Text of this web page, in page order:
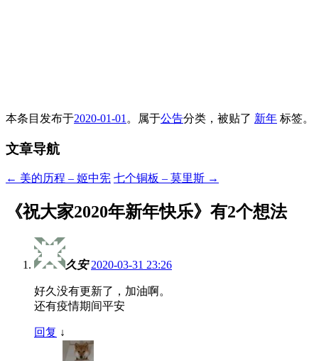
本条目发布于2020-01-01 。属于公告分类，被贴了 新年 标签。
文章导航
← 美的历程 – 姬中宪 七个铜板 – 莫里斯 →
《祝大家2020年新年快乐》有2个想法
久安 2020-03-31 23:26
好久没有更新了，加油啊。
还有疫情期间平安
回复 ↓